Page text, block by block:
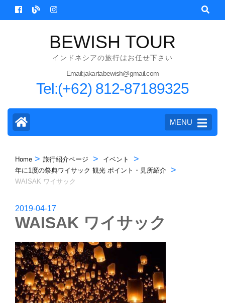
Skip
to
BEWISH TOUR
インドネシアの旅行はお任せ下さい
Email:jakartabewish@gmail.com
Tel:(+62) 812-87189325
MENU
Home > 旅行紹介ページ > イベント >
年に1度の祭典ワイサック 観光 ポイント・見所紹介 >
WAISAK ワイサック
2019-04-17
WAISAK ワイサック